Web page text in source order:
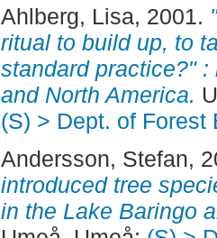
Ahlberg, Lisa, 2001.
ritual to build up, to
standard practice?"
and North America.
(S) > Dept. of Forest
Andersson, Stefan,
introduced tree
in the Lake Baringo